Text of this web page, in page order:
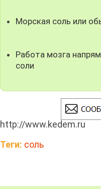
Морская соль или
Работа мозга
соли
http://www.kedem.ru
Теги: соль